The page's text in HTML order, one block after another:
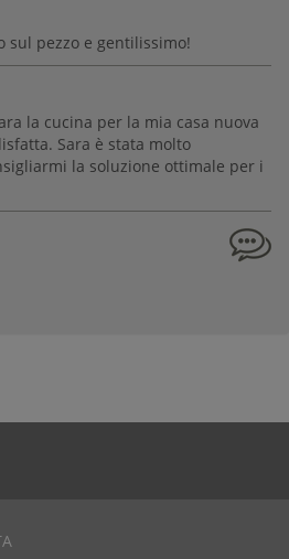
sul pezzo e gentilissimo!
la cucina per la mia casa nuova
Sara è stata molto
la soluzione ottimale per i